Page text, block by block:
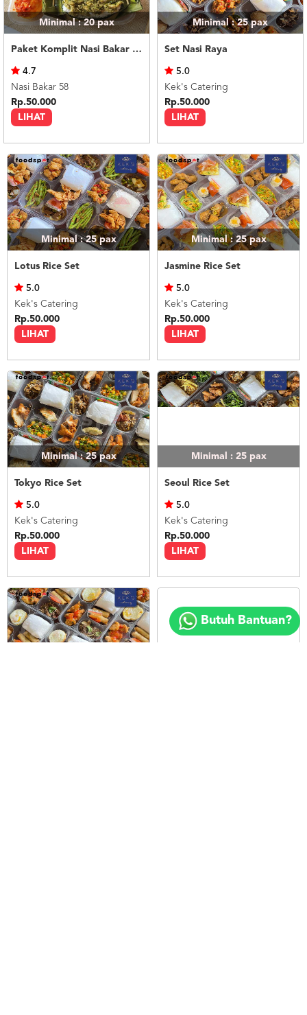
Copyright
2018
FOODSPOT.CO.ID
Minimal : 20pax
Paket Komplit Nasi Bakar Ayam Cabe Ijo
LIHAT
4.7
Nasi Bakar 58
Rp.50.000
Minimal : 25pax
Set Nasi Raya
LIHAT
5.0
Kek's Catering
Rp.50.000
Minimal : 25pax
Lotus Rice Set
LIHAT
5.0
Kek's Catering
Rp.50.000
Minimal : 25pax
Jasmine Rice Set
LIHAT
5.0
Kek's Catering
Rp.50.000
Minimal : 25pax
Tokyo Rice Set
LIHAT
5.0
Kek's Catering
Rp.50.000
Minimal : 25 pax
Seoul Rice Set
LIHAT
5.0
Kek's Catering
Rp.50.000
Butuh Bantuan?